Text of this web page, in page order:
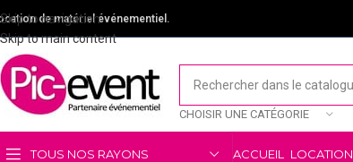
Skip to navigation
Skip to main content
de matériel événementiel.
CHOISIR UNE CATÉGORIE
TOUS NOS RAYONS ACCUEIL LOCATION